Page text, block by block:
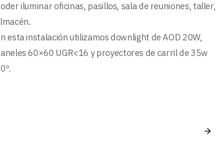
iluminar oficinas, pasillos, sala de reuniones, taller,
esta instalación utilizamos downlight de AOD 20W,
60×60 UGR<16 y proyectores de carril de 35w